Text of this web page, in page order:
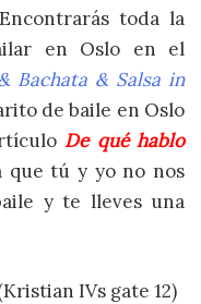
toda la
en Oslo en el
Bachata & Salsa in
de baile en Oslo
De qué hablo
que tú y yo no nos
y te lleves una
IVs gate 12)